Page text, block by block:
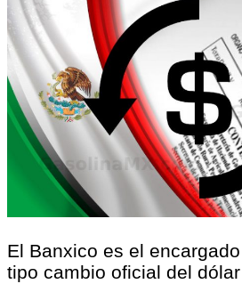
El Banxico es el
tipo cambio oficial del